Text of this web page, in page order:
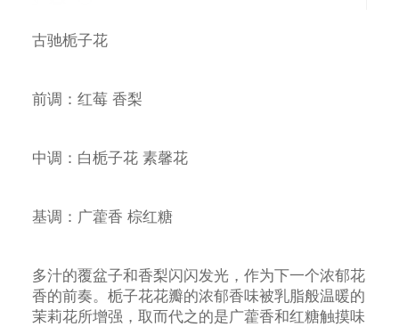
古驰栀子花
前调：红莓 香梨
中调：白栀子花 素馨花
基调：广藿香 棕红糖
多汁的覆盆子和香梨闪闪发光，作为下一个浓郁花
香的前奏。栀子花花瓣的浓郁香味被乳脂般温暖的
茉莉花所增强，取而代之的是广藿香和红糖触摸味